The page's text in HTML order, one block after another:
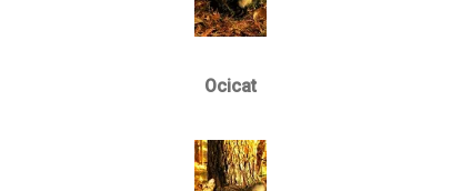
Ocicat